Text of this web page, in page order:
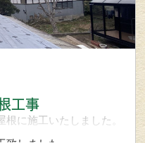
工事
に施工いたしました。